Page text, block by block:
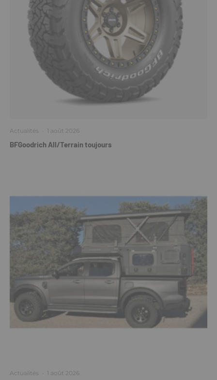
Actualités · 1 août 2026
BFGoodrich All/Terrain toujours
Actualités · 1 août 2026